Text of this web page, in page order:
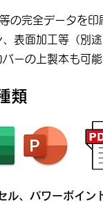
の完全データを印
表面加工等（別
ーの上製本も可能
類
ル、パワーポイン